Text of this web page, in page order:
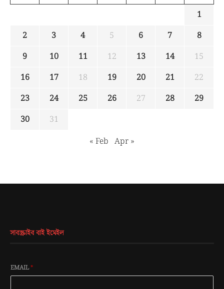
1
2
3 4 5 6 7
8
9
10 11 12 13 14
15
16
17 18 19 20 21
22
23
24 25 26 27 28
29
30
31
« Feb Apr »
সাবস্ক্রাইব বাই ইমেইল
EMAIL*